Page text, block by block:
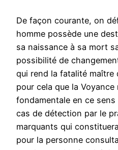
De façon courante, on
homme possède une
sa naissance à sa mort
possibilité de
qui rend la fatalité maître
pour cela que la
fondamentale en ce sens
cas de détection par le
marquants qui
pour la personne